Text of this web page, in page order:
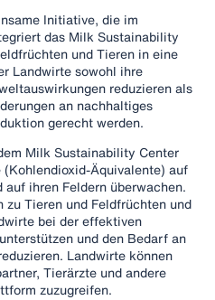
Initiative, die im
das Milk Sustainability
und Tieren in eine
Landwirte sowohl ihre
reduzieren als
an nachhaltiges
gerecht werden.
Milk Sustainability Center
Äquivalente) auf
ihren Feldern überwachen.
Tieren und Feldfrüchten und
bei der effektiven
und den Bedarf an
Landwirte können
Tierärzte und andere
zuzugreifen.